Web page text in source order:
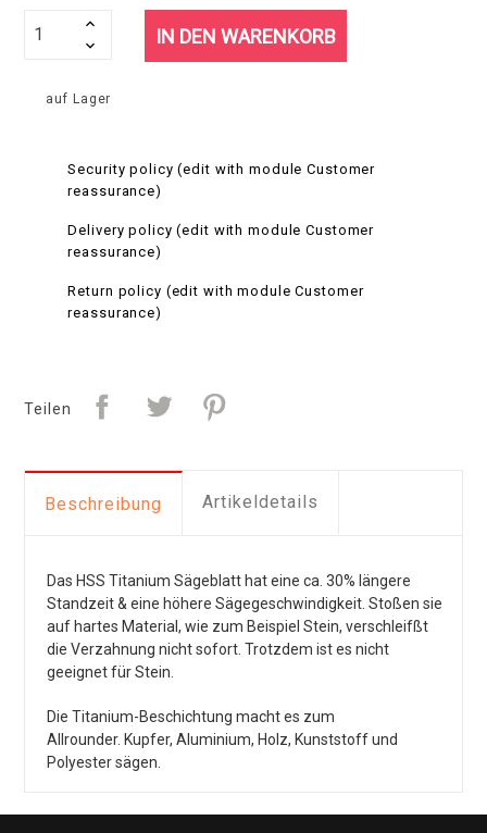
IN DEN WARENKORB
auf Lager
Security policy (edit with module Customer
reassurance)
Delivery policy (edit with module Customer
reassurance)
Return policy (edit with module Customer
reassurance)
Teilen
Beschreibung Artikeldetails
Das HSS Titanium Sägeblatt hat eine ca. 30% längere
Standzeit & eine höhere Sägegeschwindigkeit. Stoßen sie
auf hartes Material, wie zum Beispiel Stein, verschleifßt
die Verzahnung nicht sofort. Trotzdem ist es nicht
geeignet für Stein.
Die Titanium-Beschichtung macht es zum
Allrounder. Kupfer, Aluminium, Holz, Kunststoff und
Polyester sägen.